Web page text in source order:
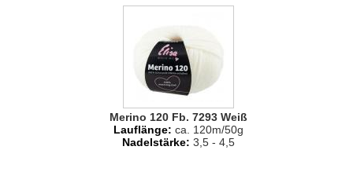
Merino 120 Fb. 7293 Weiß
Lauflänge: ca. 120m/50g
Nadelstärke: 3,5 - 4,5